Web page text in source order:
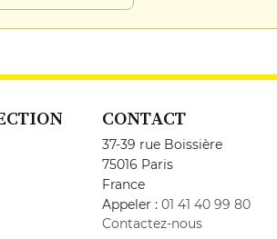
CONTACT
37-39 rue Boissière
75016 Paris
France
Appeler : 01 41 40 99 80
Contactez-nous